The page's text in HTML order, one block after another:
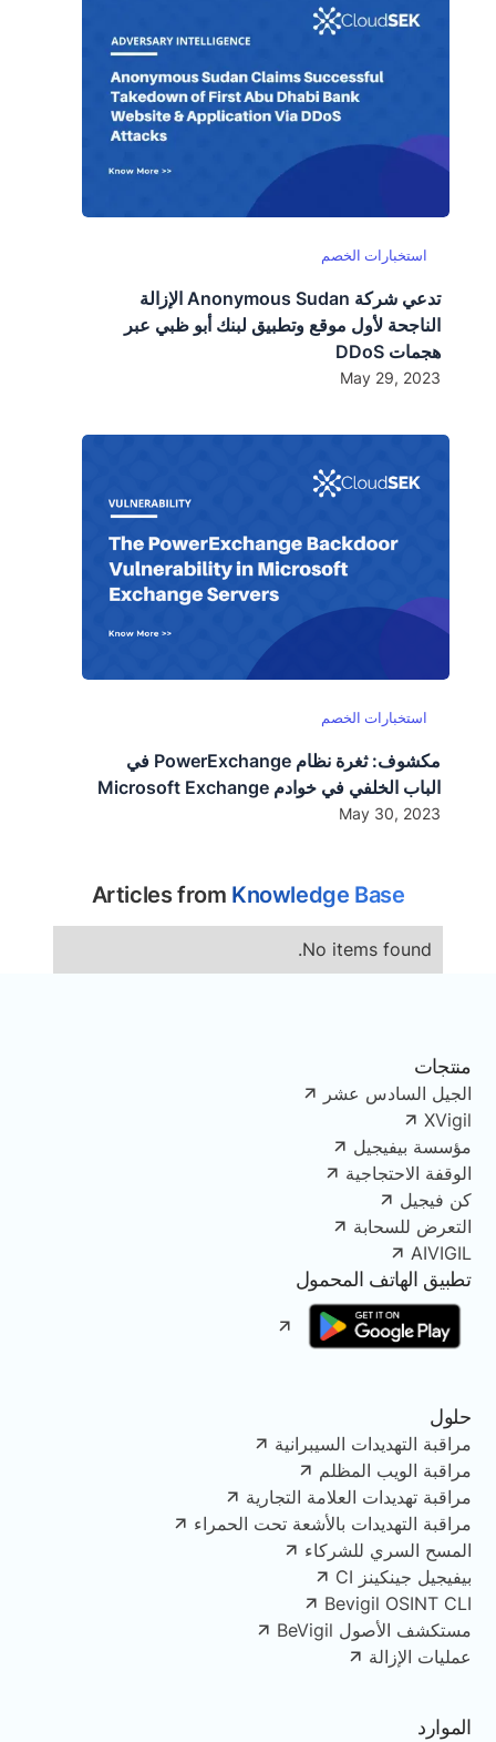
استخبارات الخصم
تدعي شركة Anonymous Sudan الإزالة
الناجحة لأول موقع وتطبيق لبنك أبو ظبي عبر
هجمات DDoS
May 29, 2023
استخبارات الخصم
مكشوف: ثغرة نظام PowerExchange في
الباب الخلفي في خوادم Microsoft Exchange
May 30, 2023
Articles from Knowledge Base
No items found.
منتجات
الجيل السادس عشر
XVigil
مؤسسة بيفيجيل
الوقفة الاحتجاجية
كن فيجيل
التعرض للسحابة
AIVIGIL
تطبيق الهاتف المحمول
حلول
مراقبة التهديدات السيبرانية
مراقبة الويب المظلم
مراقبة تهديدات العلامة التجارية
مراقبة التهديدات بالأشعة تحت الحمراء
المسح السري للشركاء
بيفيجيل جينكينز CI
Bevigil OSINT CLI
مستكشف الأصول BeVigil
عمليات الإزالة
الموارد